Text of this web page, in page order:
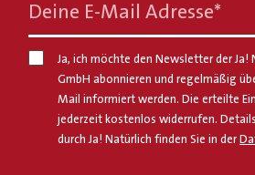
Deine E-Mail Adresse*
Ja, ich möchte den Newsletter der
GmbH abonnieren und regelmäßig
Mail informiert werden. Die erteilte
jederzeit kostenlos widerrufen.
durch Ja! Natürlich finden Sie in der